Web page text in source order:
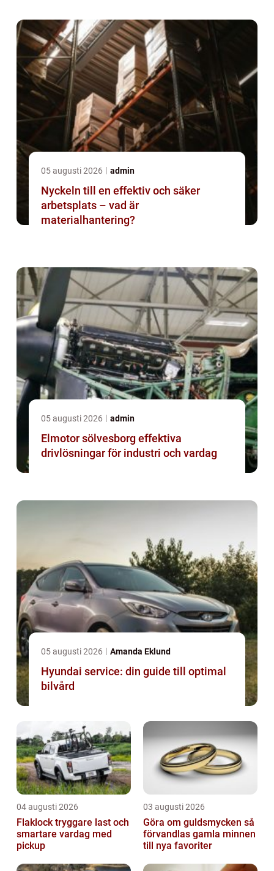
05 augusti 2026 admin
Nyckeln till en effektiv och säker
arbetsplats – vad är
materialhantering?
05 augusti 2026 admin
Elmotor sölvesborg effektiva
drivlösningar för industri och vardag
05 augusti 2026 Amanda Eklund
Hyundai service: din guide till optimal
bilvård
04 augusti 2026
Flaklock tryggare last och
smartare vardag med
pickup
03 augusti 2026
Göra om guldsmycken så
förvandlas gamla minnen
till nya favoriter